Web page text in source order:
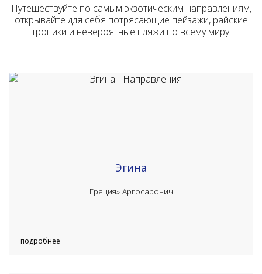
Путешествуйте по самым экзотическим направлениям,
открывайте для себя потрясающие пейзажи, райские
тропики и невероятные пляжи по всему миру.
Эгина
Греция»Аргосаронич
подробнее